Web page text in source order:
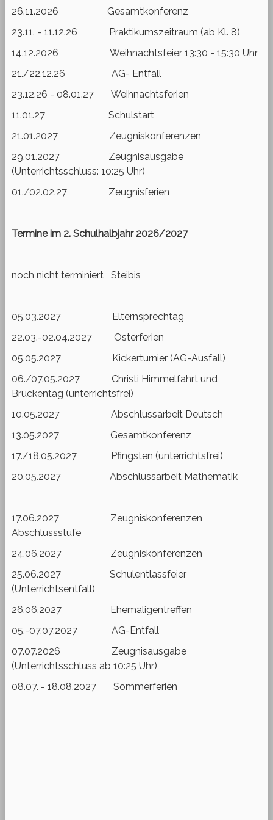
26.11.2026 Gesamtkonferenz
23.11. - 11.12.26 Praktikumszeitraum (ab Kl. 8)
14.12.2026 Weihnachtsfeier 13:30 - 15:30 Uhr
21./22.12.26 AG- Entfall
23.12.26 - 08.01.27 Weihnachtsferien
11.01.27 Schulstart
21.01.2027 Zeugniskonferenzen
29.01.2027 Zeugnisausgabe
(Unterrichtsschluss: 10:25 Uhr)
01./02.02.27 Zeugnisferien
Termine im 2. Schulhalbjahr 2026/2027
noch nicht terminiert Steibis
05.03.2027 Elternsprechtag
22.03.-02.04.2027 Osterferien
05.05.2027 Kickerturnier (AG-Ausfall)
06./07.05.2027 Christi Himmelfahrt und
Brückentag (unterrichtsfrei)
10.05.2027 Abschlussarbeit Deutsch
13.05.2027 Gesamtkonferenz
17./18.05.2027 Pfingsten (unterrichtsfrei)
20.05.2027 Abschlussarbeit Mathematik
17.06.2027 Zeugniskonferenzen
Abschlussstufe
24.06.2027 Zeugniskonferenzen
25.06.2027 Schulentlassfeier
(Unterrichtsentfall)
26.06.2027 Ehemaligentreffen
05.-07.07.2027 AG-Entfall
07.07.2026 Zeugnisausgabe
(Unterrichtsschluss ab 10:25 Uhr)
08.07. - 18.08.2027 Sommerferien